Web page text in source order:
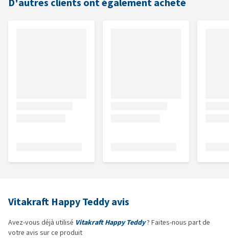
D'autres clients ont également acheté
Vitakraft Happy Teddy avis
Avez-vous déjà utilisé Vitakraft Happy Teddy? Faites-nous part de
votre avis sur ce produit